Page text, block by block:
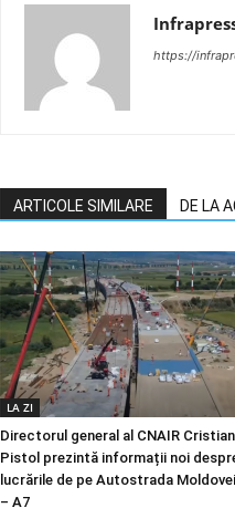
https://
ARTICOLE SIMILARE DE LA
LA ZI
Directorul general al CNAIR Cristian
Pistol prezintă informații noi
lucrările de pe Autostrada Moldovei
– A7